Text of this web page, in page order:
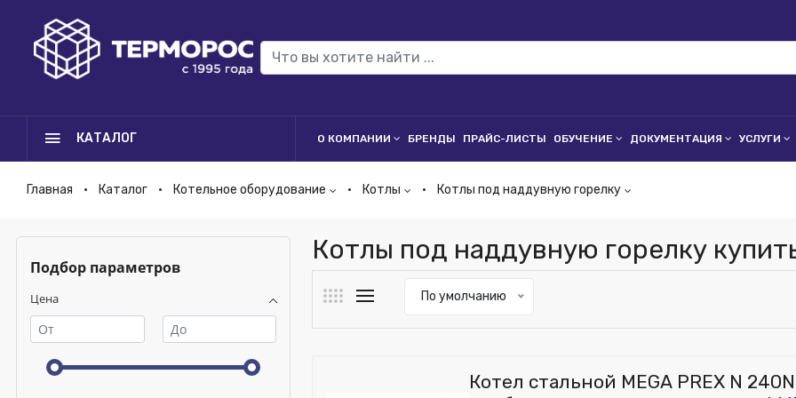
КАТАЛОГ О КОМПАНИИ БРЕНДЫ ПРАЙС-ЛИСТЫ ОБУЧЕНИЕ ДОКУМЕНТАЦИЯ УСЛУГИ
Главная Каталог Котельное оборудование Котлы Котлы под наддувную горелку
Подбор параметров
Цена
Котлы под наддувную горелку
По умолчанию
Котел стальной MEGA PREX N